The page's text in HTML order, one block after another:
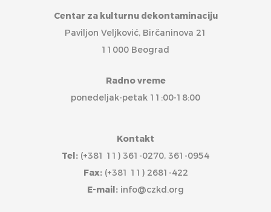
Centar za kulturnu dekontaminaciju
Paviljon Veljković, Birčaninova 21
11000 Beograd
Radno vreme
ponedeljak-petak 11:00-18:00
Kontakt
Tel: (+381 11) 361-0270, 361-0954
Fax:(+381 11) 2681-422
E-mail: info@czkd.org